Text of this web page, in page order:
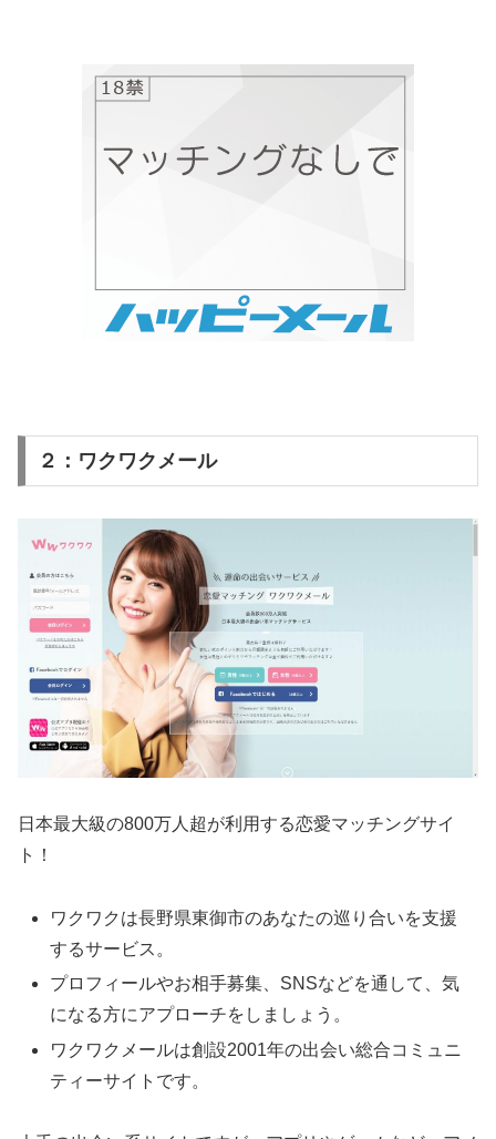
２：ワクワクメール
日本最大級の800万人超が利用する恋愛マッチングサイ
ト！
ワクワクは長野県東御市のあなたの巡り合いを支援
するサービス。
プロフィールやお相手募集、SNSなどを通して、気
になる方にアプローチをしましょう。
ワクワクメールは創設2001年の出会い総合コミュニ
ティーサイトです。